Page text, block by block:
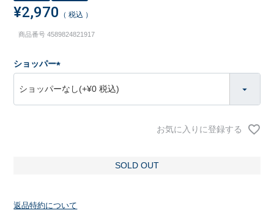
¥2,970 税込
商品番号 4589824821917
ショッパー
必
須
お気に入りに登録する
SOLD OUT
返品特約について